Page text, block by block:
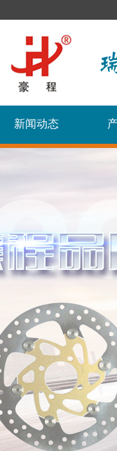
新闻动态